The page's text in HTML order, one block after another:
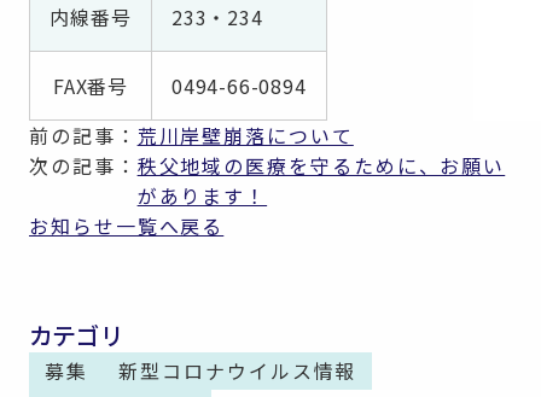
内線番号 233・234
FAX番号
0494-66-0894
前の記事： 荒川岸壁崩落について
次の記事： 秩父地域の医療を守るために、お願い
があります！
お知らせ一覧へ戻る
カテゴリ
募集
新型コロナウイルス情報